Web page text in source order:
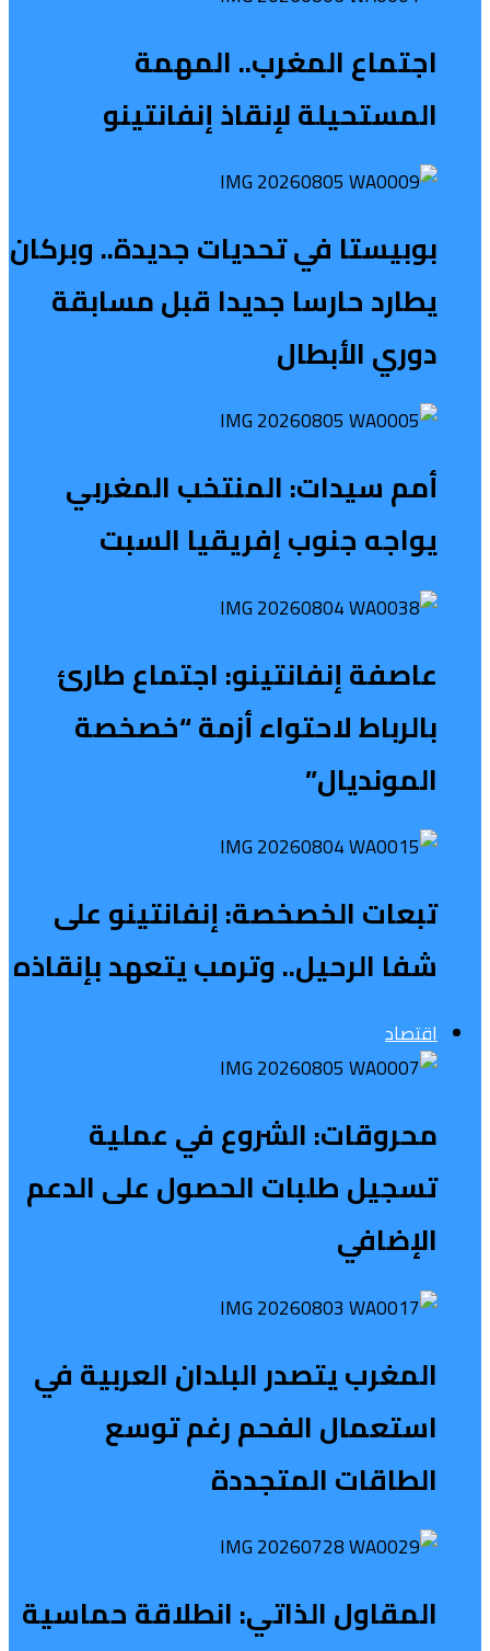
اجتماع المغرب.. المهمة
المستحيلة لإنقاذ إنفانتينو
بوبيستا في تحديات جديدة.. وبركان
يطارد حارسا جديدا قبل مسابقة
دوري الأبطال
أمم سيدات: المنتخب المغربي
يواجه جنوب إفريقيا السبت
عاصفة إنفانتينو: اجتماع طارئ
بالرباط لاحتواء أزمة “خصخصة
المونديال”
تبعات الخصخصة: إنفانتينو على
شفا الرحيل.. وترمب يتعهد بإنقاذه
اقتصاد
محروقات: الشروع في عملية
تسجيل طلبات الحصول على الدعم
الإضافي
المغرب يتصدر البلدان العربية في
استعمال الفحم رغم توسع
الطاقات المتجددة
المقاول الذاتي: انطلاقة حماسية